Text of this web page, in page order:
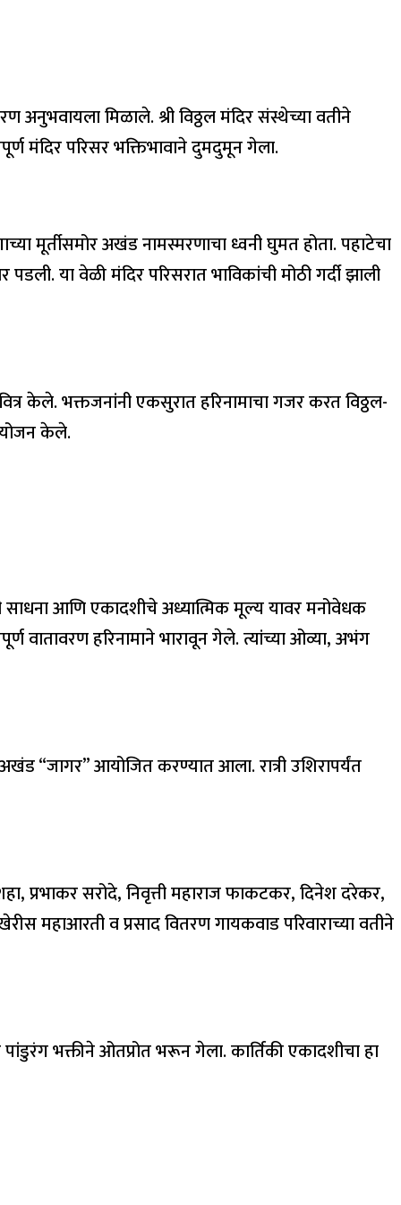
अनुभवायला मिळाले. श्री विठ्ठल मंदिर संस्थेच्या वतीने
मंदिर परिसर भक्तिभावाने दुमदुमून गेला.
मूर्तीसमोर अखंड नामस्मरणाचा ध्वनी घुमत होता. पहाटेचा
या वेळी मंदिर परिसरात भाविकांची मोठी गर्दी झाली
केले. भक्तजनांनी एकसुरात हरिनामाचा गजर करत विठ्ठल-
केले.
साधना आणि एकादशीचे अध्यात्मिक मूल्य यावर मनोवेधक
वातावरण हरिनामाने भारावून गेले. त्यांच्या ओव्या, अभंग
“जागर” आयोजित करण्यात आला. रात्री उशिरापर्यंत
प्रभाकर सरोदे, निवृत्ती महाराज फाकटकर, दिनेश दरेकर,
महाआरती व प्रसाद वितरण गायकवाड परिवाराच्या वतीने
भक्तीने ओतप्रोत भरून गेला. कार्तिकी एकादशीचा हा